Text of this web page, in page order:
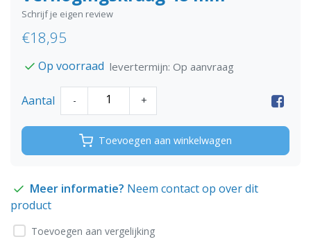
Schrijf je eigen review
€18,95
Op voorraad levertermijn: Op aanvraag
Aantal - +
Toevoegen aan winkelwagen
Meer informatie? Neem contact op over dit
product
Toevoegen aan vergelijking